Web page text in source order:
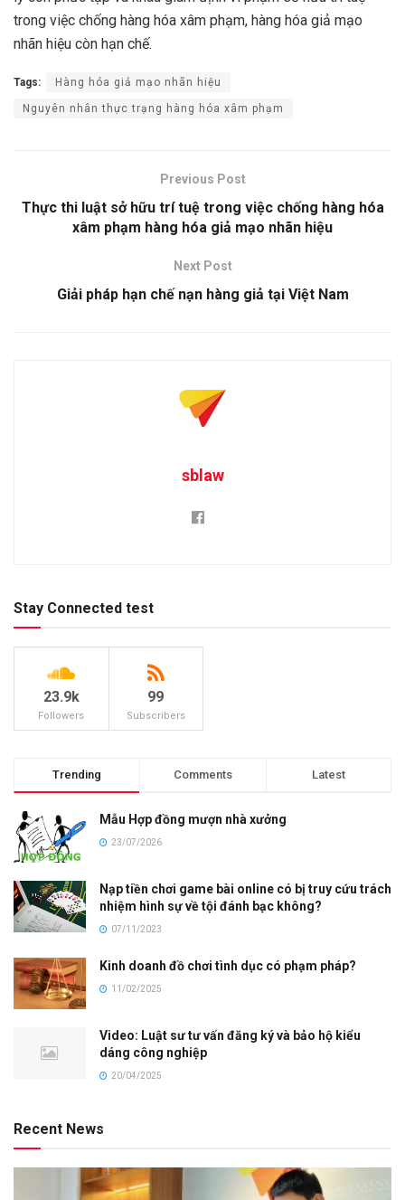
trong việc chống hàng hóa xâm phạm, hàng hóa giả mạo
nhãn hiệu còn hạn chế.
Tags: Hàng hóa giả mạo nhãn hiệu
Nguyên nhân thực trạng hàng hóa xâm phạm
Previous Post
Thực thi luật sở hữu trí tuệ trong việc chống hàng hóa
xâm phạm hàng hóa giả mạo nhãn hiệu
Next Post
Giải pháp hạn chế nạn hàng giả tại Việt Nam
sblaw
Stay Connected test
23.9k
Followers
99
Subscribers
Trending Comments Latest
Mẫu Hợp đồng mượn nhà xưởng
23/07/2026
Nạp tiền chơi game bài online có bị truy cứu trách
nhiệm hình sự về tội đánh bạc không?
07/11/2023
Kinh doanh đồ chơi tình dục có phạm pháp?
11/02/2025
Video: Luật sư tư vấn đăng ký và bảo hộ kiểu
dáng công nghiệp
20/04/2025
Recent News